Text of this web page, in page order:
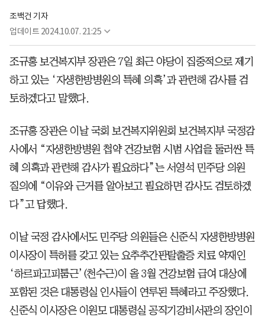
조백건 기자
업데이트 2024.10.07. 21:25
조규홍 보건복지부 장관은 7일 최근 야당이 집중적으로 제기
하고 있는 ‘자생한방병원의 특혜 의혹’과 관련해 감사를 검
토하겠다고 말했다.
조규홍 장관은 이날 국회 보건복지위원회 보건복지부 국정감
사에서 “자생한방병원 첩약 건강보험 시범 사업을 둘러싼 특
혜 의혹과 관련해 감사가 필요하다”는 서영석 민주당 의원
질의에 “이유와 근거를 알아보고 필요하면 감사도 검토하겠
다”고 답했다.
이날 국정 감사에서도 민주당 의원들은 신준식 자생한방병원
이사장이 특허를 갖고 있는 요추추간판탈출증 치료 약재인
‘하르파고피툼근’(천수근)이 올 3월 건강보험 급여 대상에
포함된 것은 대통령실 인사들이 연루된 특혜라고 주장했다.
신준식 이사장은 이원모 대통령실 공직기강비서관의 장인이